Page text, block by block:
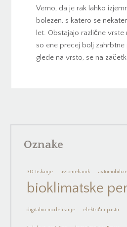
Vemo, da je rak lahko
bolezen, s katero se
let. Obstajajo različne vrste
so ene precej bolj zahrbtne
glede na vrsto, se na
Oznake
3D tiskanje avtomehanik
bioklimatske
digitalno modeliranje električni pastir